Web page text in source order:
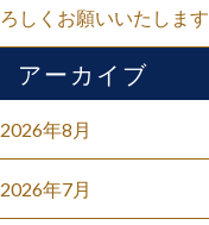
ろしくお願いいたします
アーカイブ
2026年8月
2026年7月